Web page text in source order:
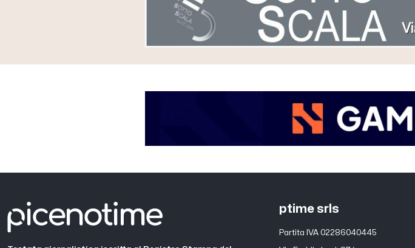
ptime srls
Partita IVA 02286040445